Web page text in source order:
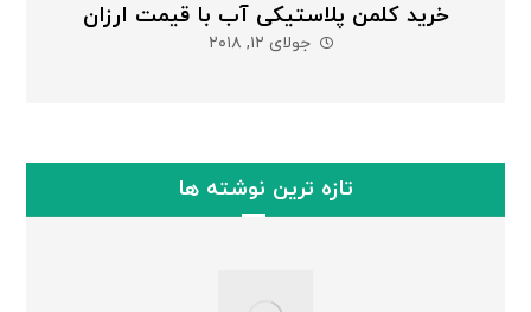
خرید کلمن پلاستیکی آب با قیمت ارزان
جولای ۱۲, ۲۰۱۸
تازه ترین نوشته ها